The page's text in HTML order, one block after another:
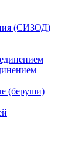
(СИЗОД)
(беруши)